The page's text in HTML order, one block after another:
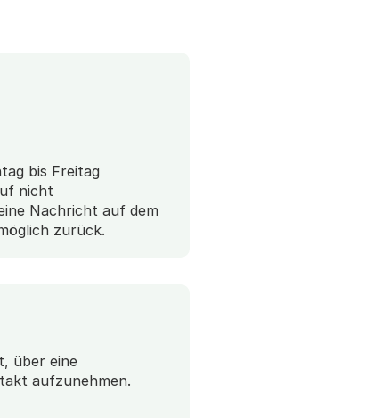
bis Freitag
nicht
Nachricht auf dem
zurück.
über eine
aufzunehmen.